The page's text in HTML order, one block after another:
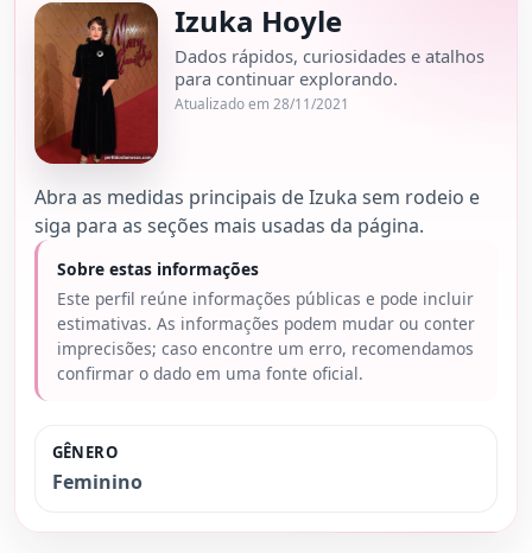
Izuka Hoyle
Dados rápidos, curiosidades e atalhos
para continuar explorando.
Atualizado em 28/11/2021
Abra as medidas principais de Izuka sem rodeio e
siga para as seções mais usadas da página.
Sobre estas informações
Este perfil reúne informações públicas e pode incluir
estimativas. As informações podem mudar ou conter
imprecisões; caso encontre um erro, recomendamos
confirmar o dado em uma fonte oficial.
GÊNERO
Feminino